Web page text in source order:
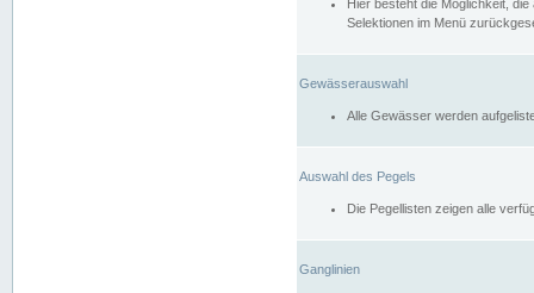
Hier besteht die Möglichkeit,
Selektionen im Menü
Gewässerauswahl
Alle Gewässer werden
Auswahl des Pegels
Die Pegellisten zeigen alle
Ganglinien